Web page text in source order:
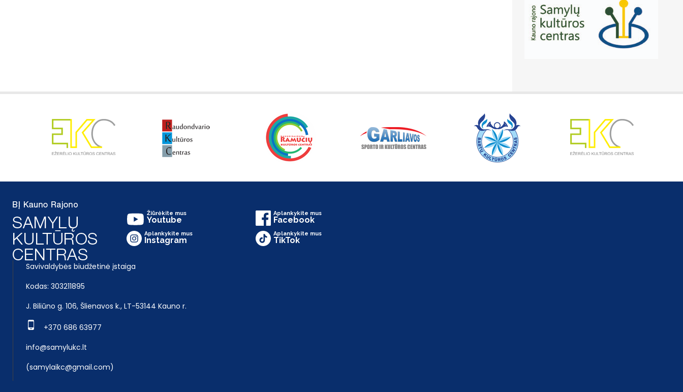
Žiūrėkite mus
Youtube
Aplankykite mus
Facebook
Aplankykite mus
Instagram
Aplankykite mus
TikTok
Savivaldybės biudžetinė įstaiga
Kodas: 303211895
J. Biliūno g. 106, Šlienavos k., LT-53144 Kauno r.
+370 686 63977
info@samylukc.lt
(samylaikc@gmail.com)